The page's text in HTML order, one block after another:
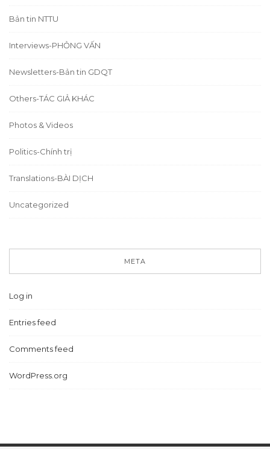
Bản tin NTTU
Interviews-PHỎNG VẤN
Newsletters-Bản tin GDQT
Others-TÁC GIẢ KHÁC
Photos & Videos
Politics-Chính trị
Translations-BÀI DỊCH
Uncategorized
META
Log in
Entries feed
Comments feed
WordPress.org